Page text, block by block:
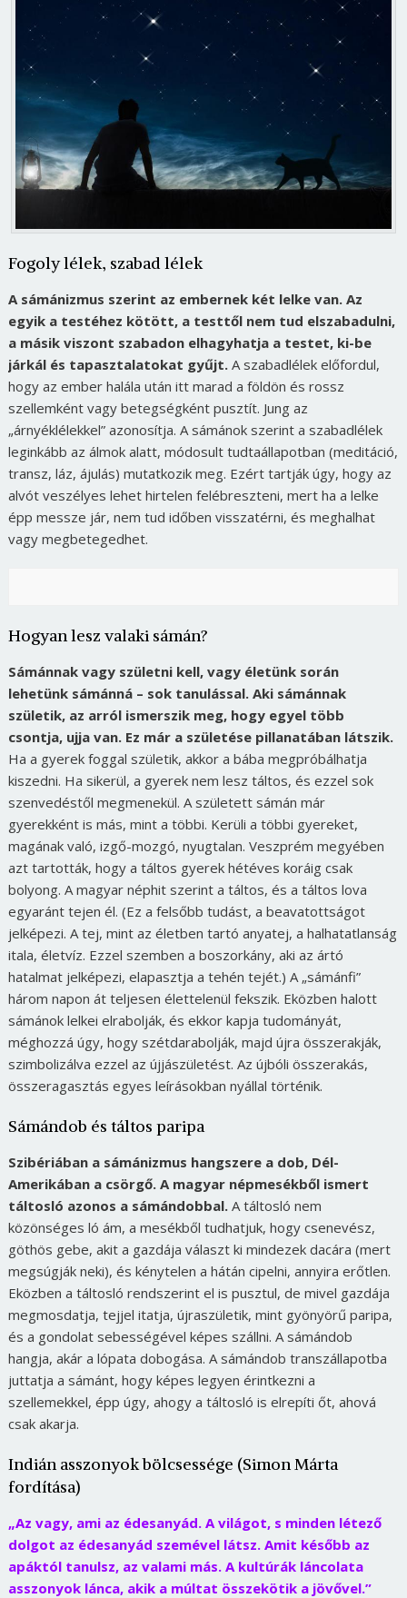
Fogoly lélek, szabad lélek
A sámánizmus szerint az embernek két lelke van. Az
egyik a testéhez kötött, a testtől nem tud elszabadulni,
a másik viszont szabadon elhagyhatja a testet, ki-be
járkál és tapasztalatokat gyűjt.A szabadlélek előfordul,
hogy az ember halála után itt marad a földön és rossz
szellemként vagy betegségként pusztít. Jung az
„árnyéklélekkel” azonosítja. A sámánok szerint a szabadlélek
leginkább az álmok alatt, módosult tudtaállapotban (meditáció,
transz, láz, ájulás) mutatkozik meg. Ezért tartják úgy, hogy az
alvót veszélyes lehet hirtelen felébreszteni, mert ha a lelke
épp messze jár, nem tud időben visszatérni, és meghalhat
vagy megbetegedhet.
Hogyan lesz valaki sámán?
Sámánnak vagy születni kell, vagy életünk során
lehetünk sámánná – sok tanulással. Aki sámánnak
születik, az arról ismerszik meg, hogy egyel több
csontja, ujja van. Ez már a születése pillanatában látszik.
Ha a gyerek foggal születik, akkor a bába megpróbálhatja
kiszedni. Ha sikerül, a gyerek nem lesz táltos, és ezzel sok
szenvedéstől megmenekül. A született sámán már
gyerekként is más, mint a többi. Kerüli a többi gyereket,
magának való, izgő-mozgó, nyugtalan. Veszprém megyében
azt tartották, hogy a táltos gyerek hétéves koráig csak
bolyong. A magyar néphit szerint a táltos, és a táltos lova
egyaránt tejen él. (Ez a felsőbb tudást, a beavatottságot
jelképezi. A tej, mint az életben tartó anyatej, a halhatatlanság
itala, életvíz. Ezzel szemben a boszorkány, aki az ártó
hatalmat jelképezi, elapasztja a tehén tejét.) A „sámánfi”
három napon át teljesen élettelenül fekszik. Eközben halott
sámánok lelkei elrabolják, és ekkor kapja tudományát,
méghozzá úgy, hogy szétdarabolják, majd újra összerakják,
szimbolizálva ezzel az újjászületést. Az újbóli összerakás,
összeragasztás egyes leírásokban nyállal történik.
Sámándob és táltos paripa
Szibériában a sámánizmus hangszere a dob, Dél-
Amerikában a csörgő. A magyar népmesékből ismert
táltosló azonos a sámándobbal.A táltosló nem
közönséges ló ám, a mesékből tudhatjuk, hogy csenevész,
göthös gebe, akit a gazdája választ ki mindezek dacára (mert
megsúgják neki), és kénytelen a hátán cipelni, annyira erőtlen.
Eközben a táltosló rendszerint el is pusztul, de mivel gazdája
megmosdatja, tejjel itatja, újraszületik, mint gyönyörű paripa,
és a gondolat sebességével képes szállni. A sámándob
hangja, akár a lópata dobogása. A sámándob transzállapotba
juttatja a sámánt, hogy képes legyen érintkezni a
szellemekkel, épp úgy, ahogy a táltosló is elrepíti őt, ahová
csak akarja.
Indián asszonyok bölcsessége (Simon Márta
fordítása)
„Az vagy, ami az édesanyád. A világot, s minden létező
dolgot az édesanyád szemével látsz. Amit később az
apáktól tanulsz, az valami más. A kultúrák láncolata
asszonyok lánca, akik a múltat összekötik a jövővel.”